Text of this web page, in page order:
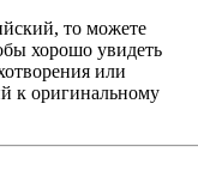
то можете
хорошо увидеть
или
к оригинальному